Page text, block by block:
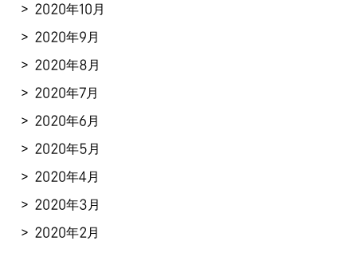
2020年10月
2020年9月
2020年8月
2020年7月
2020年6月
2020年5月
2020年4月
2020年3月
2020年2月